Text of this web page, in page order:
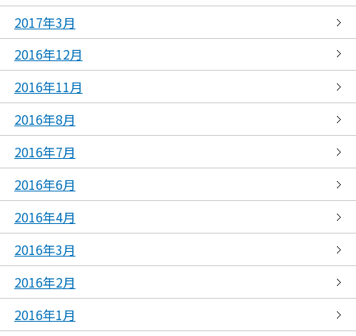
2017年3月
2016年12月
2016年11月
2016年8月
2016年7月
2016年6月
2016年4月
2016年3月
2016年2月
2016年1月